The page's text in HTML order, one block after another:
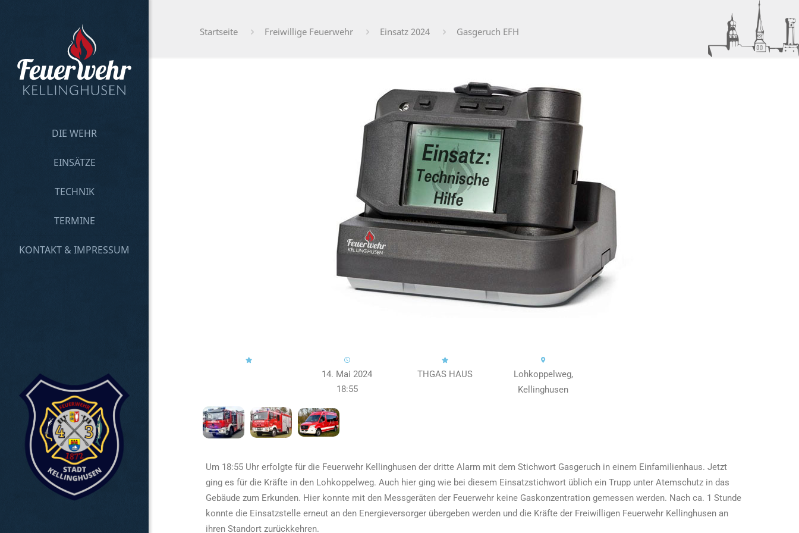
DIE WEHR
EINSÄTZE
TECHNIK
TERMINE
KONTAKT & IMPRESSUM
Startseite Freiwillige Feuerwehr Einsatz 2024 Gasgeruch EFH
14. Mai 2024
18:55
THGAS HAUS
Lohkoppelweg,
Kellinghusen
Um 18:55 Uhr erfolgte für die Feuerwehr Kellinghusen der dritte Alarm mit dem Stichwort Gasgeruch in einem Einfamilienhaus. Jetzt
ging es für die Kräfte in den Lohkoppelweg. Auch hier ging wie bei diesem Einsatzstichwort üblich ein Trupp unter Atemschutz in das
Gebäude zum Erkunden. Hier konnte mit den Messgeräten der Feuerwehr keine Gaskonzentration gemessen werden. Nach ca. 1 Stunde
konnte die Einsatzstelle erneut an den Energieversorger übergeben werden und die Kräfte der Freiwilligen Feuerwehr Kellinghusen an
ihren Standort zurückkehren.